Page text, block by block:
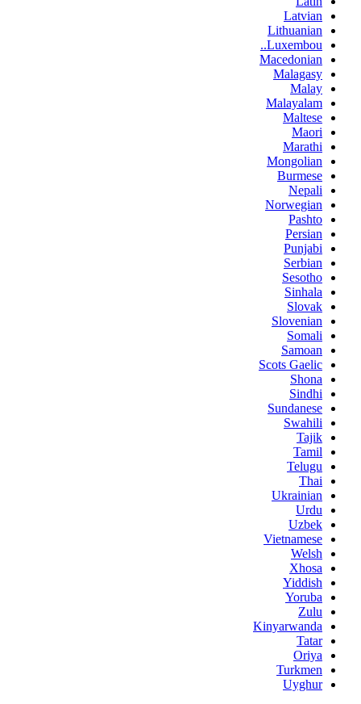
Latvian
Lithuanian
Luxembou..
Macedonian
Malagasy
Malay
Malayalam
Maltese
Maori
Marathi
Mongolian
Burmese
Nepali
Norwegian
Pashto
Persian
Punjabi
Serbian
Sesotho
Sinhala
Slovak
Slovenian
Somali
Samoan
Scots Gaelic
Shona
Sindhi
Sundanese
Swahili
Tajik
Tamil
Telugu
Thai
Ukrainian
Urdu
Uzbek
Vietnamese
Welsh
Xhosa
Yiddish
Yoruba
Zulu
Kinyarwanda
Tatar
Oriya
Turkmen
Uyghur